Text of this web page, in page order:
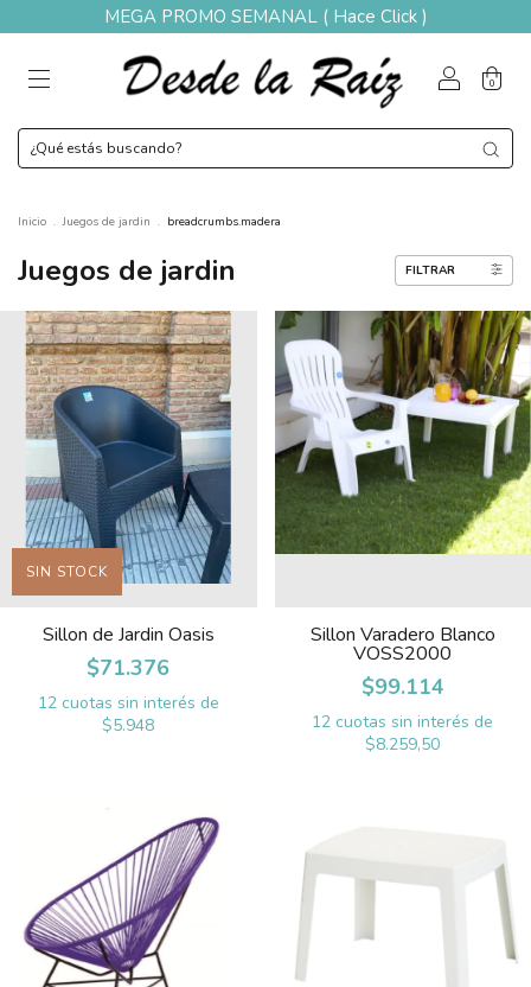
MEGA PROMO SEMANAL ( Hace Click )
0
Inicio . Juegos de jardin . breadcrumbs.madera
Juegos de jardin FILTRAR
SIN STOCK
Sillon de Jardin Oasis
$71.376
12 cuotas sin interés de
$5.948
Sillon Varadero Blanco
VOSS2000
$99.114
12 cuotas sin interés de
$8.259,50